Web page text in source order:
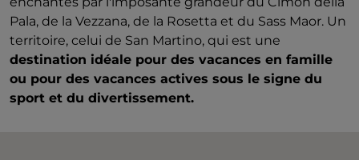
Pala, de la Vezzana, de la Rosetta et du Sass Maor. Un
territoire, celui de San Martino, qui est une
destination idéale pour des vacances en famille
ou pour des vacances actives sous le signe du
sport et du divertissement.